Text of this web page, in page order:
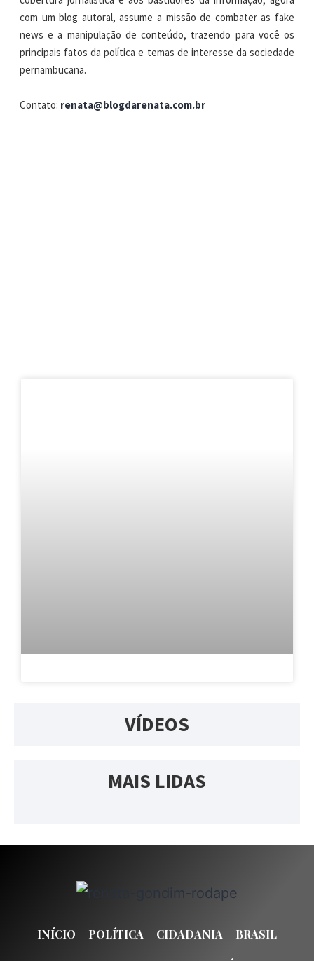
com um blog autoral, assume a missão de combater as fake
news e a manipulação de conteúdo, trazendo para você os
principais fatos da política e temas de interesse da sociedade
pernambucana.
Contato: renata@blogdarenata.com.br
VÍDEOS
MAIS LIDAS
INÍCIO POLÍTICA CIDADANIA BRASIL